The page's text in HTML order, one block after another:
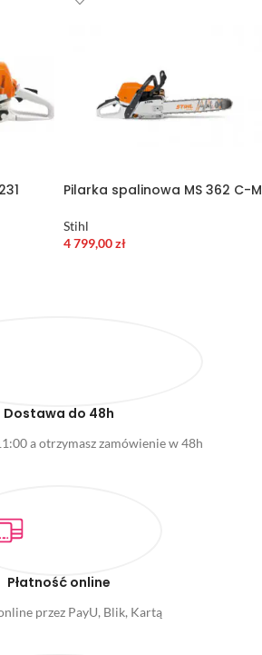
Pilarka spalinowa MS 362 C-M
Stihl
4 799,00zł
Dostawa do 48h
a otrzymasz zamówienie w 48h
Płatność online
przez PayU, Blik, Kartą